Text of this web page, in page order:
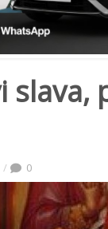
slava,
0